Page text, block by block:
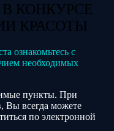
КОНКУРСЕ
КРАСОТЫ
ознакомьтесь с
необходимых
пункты. При
Вы всегда можете
по электронной